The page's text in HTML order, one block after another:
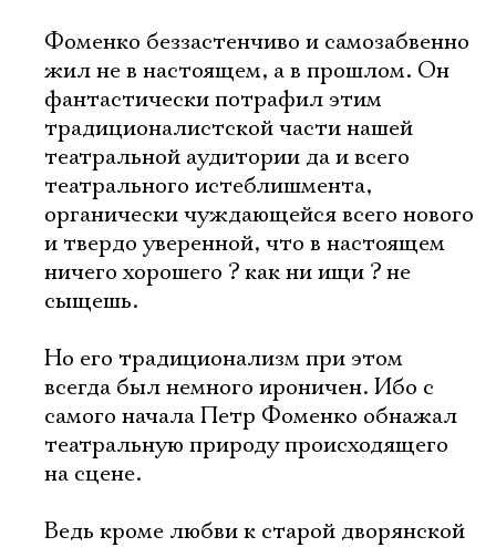
Фоменко беззастенчиво и самозабвенно
жил не в настоящем, а в прошлом. Он
фантастически потрафил этим
традиционалистской части нашей
театральной аудитории да и всего
театрального истеблишмента,
органически чуждающейся всего нового
и твердо уверенной, что в настоящем
ничего хорошего ? как ни ищи ? не
сыщешь.
Но его традиционализм при этом
всегда был немного ироничен. Ибо с
самого начала Петр Фоменко обнажал
театральную природу происходящего
на сцене.
Ведь кроме любви к старой дворянской